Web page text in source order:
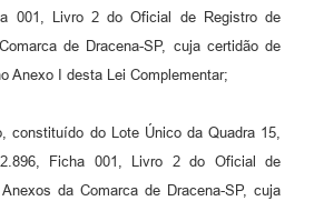
001, Livro 2 do Oficial de Registro de
de Dracena-SP, cuja certidão de
Anexo I desta Lei Complementar;
constituído do Lote Único da Quadra 15,
Ficha 001, Livro 2 do Oficial de
da Comarca de Dracena-SP, cuja